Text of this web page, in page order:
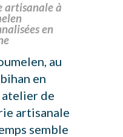
artisanale à
en
, au
en
atelier de
artisanale
semble